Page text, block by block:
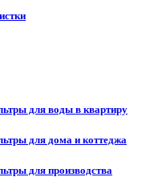
для воды в квартиру
для дома и коттеджа
для производства